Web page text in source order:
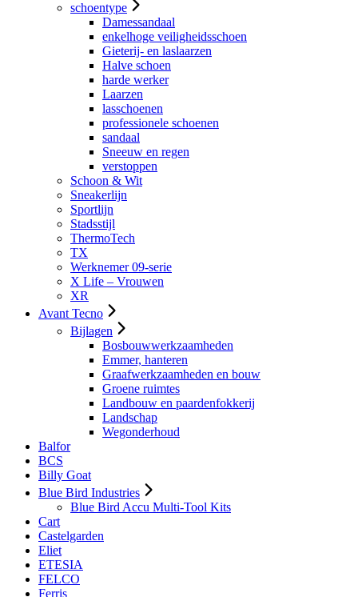
schoentype
Damessandaal
enkelhoge veiligheidsschoen
Gieterij- en laslaarzen
Halve schoen
harde werker
Laarzen
lasschoenen
professionele schoenen
sandaal
Sneeuw en regen
verstoppen
Schoon & Wit
Sneakerlijn
Sportlijn
Stadsstijl
ThermoTech
TX
Werknemer 09-serie
X Life – Vrouwen
XR
Avant Tecno
Bijlagen
Bosbouwwerkzaamheden
Emmer, hanteren
Graafwerkzaamheden en bouw
Groene ruimtes
Landbouw en paardenfokkerij
Landschap
Wegonderhoud
Balfor
BCS
Billy Goat
Blue Bird Industries
Blue Bird Accu Multi-Tool Kits
Cart
Castelgarden
Eliet
ETESIA
FELCO
Ferris